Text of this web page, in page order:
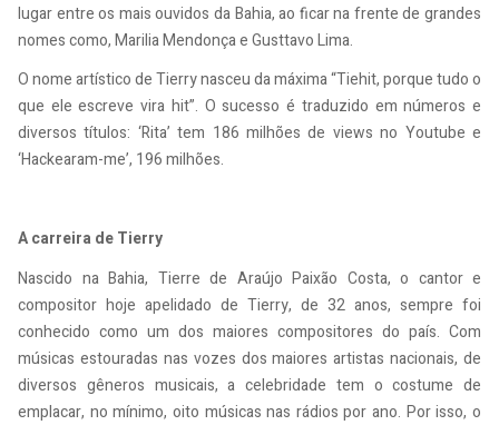
lugar entre os mais ouvidos da Bahia, ao ficar na frente de grandes
nomes como, Marilia Mendonça e Gusttavo Lima.
O nome artístico de Tierry nasceu da máxima “Tiehit, porque tudo o
que ele escreve vira hit”. O sucesso é traduzido em números e
diversos títulos: ‘Rita’ tem 186 milhões de views no Youtube e
‘Hackearam-me’, 196 milhões.
A carreira de Tierry
Nascido na Bahia, Tierre de Araújo Paixão Costa, o cantor e
compositor hoje apelidado de Tierry, de 32 anos, sempre foi
conhecido como um dos maiores compositores do país. Com
músicas estouradas nas vozes dos maiores artistas nacionais, de
diversos gêneros musicais, a celebridade tem o costume de
emplacar, no mínimo, oito músicas nas rádios por ano. Por isso, o